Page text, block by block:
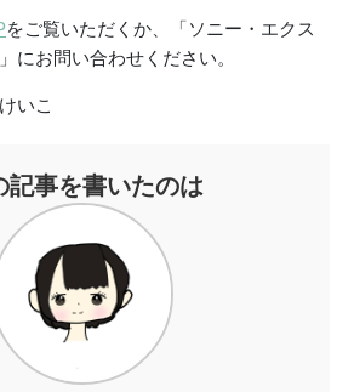
をご覧いただくか、「ソニー・エクス
にお問い合わせください。
いこ
記事を書いたのは